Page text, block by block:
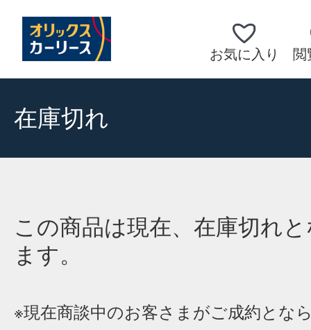
お気に入り 閲
在庫切れ
この商品は現在、在庫切れ
ます。
※現在商談中のお客さまがご成約とな